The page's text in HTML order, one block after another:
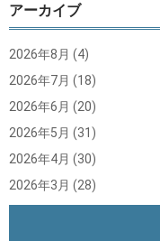
アーカイブ
2026年8月 (4)
2026年7月 (18)
2026年6月 (20)
2026年5月 (31)
2026年4月 (30)
2026年3月 (28)